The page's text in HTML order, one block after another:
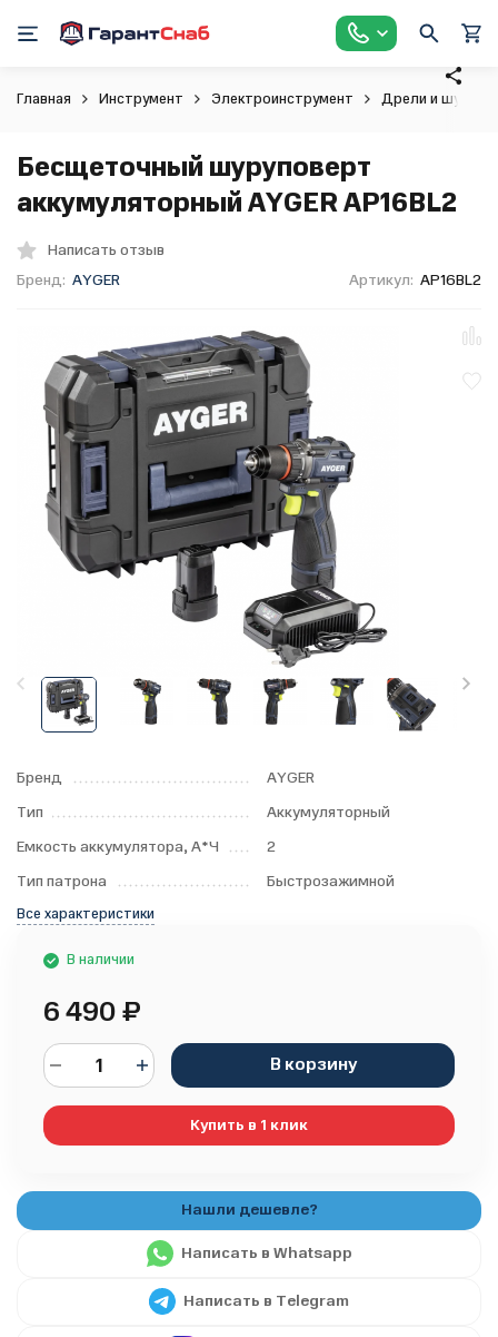
Главная Инструмент Электроинструмент Дрели и
Бесщеточный шуруповерт
аккумуляторный AYGER AP16BL2
Написать отзыв
Бренд: AYGER Артикул: AP16BL2
Бренд
AYGER
Тип
Аккумуляторный
Емкость аккумулятора, А*Ч
2
Тип патрона
Быстрозажимной
Все характеристики
В наличии
6 490₽
В корзину
Купить в 1 клик
Написать в Whatsapp
Написать в Telegram